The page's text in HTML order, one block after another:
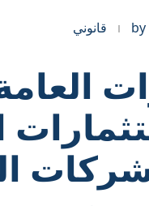
by قانوني